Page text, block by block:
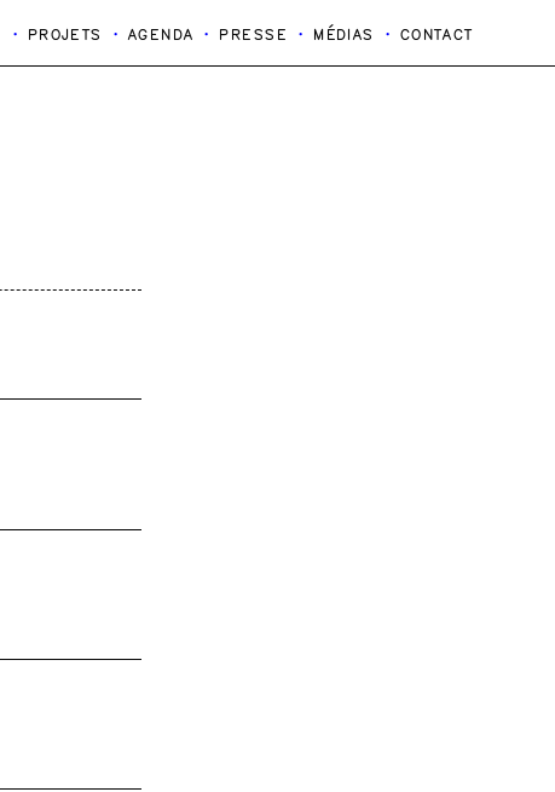
PROJETS AGENDA PRESSE MÉDIAS CONTACT